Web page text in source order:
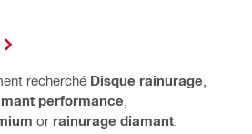
recherché Disque rainurage
performance
or rainurage diamant